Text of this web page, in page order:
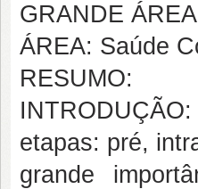
GRANDE
ÁREA: Saúde
RESUMO:
etapas: pré,
grande